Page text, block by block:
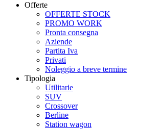
Offerte
OFFERTE STOCK
PROMO WORK
Pronta consegna
Aziende
Partita Iva
Privati
Noleggio a breve termine
Tipologia
Utilitarie
SUV
Crossover
Berline
Station wagon